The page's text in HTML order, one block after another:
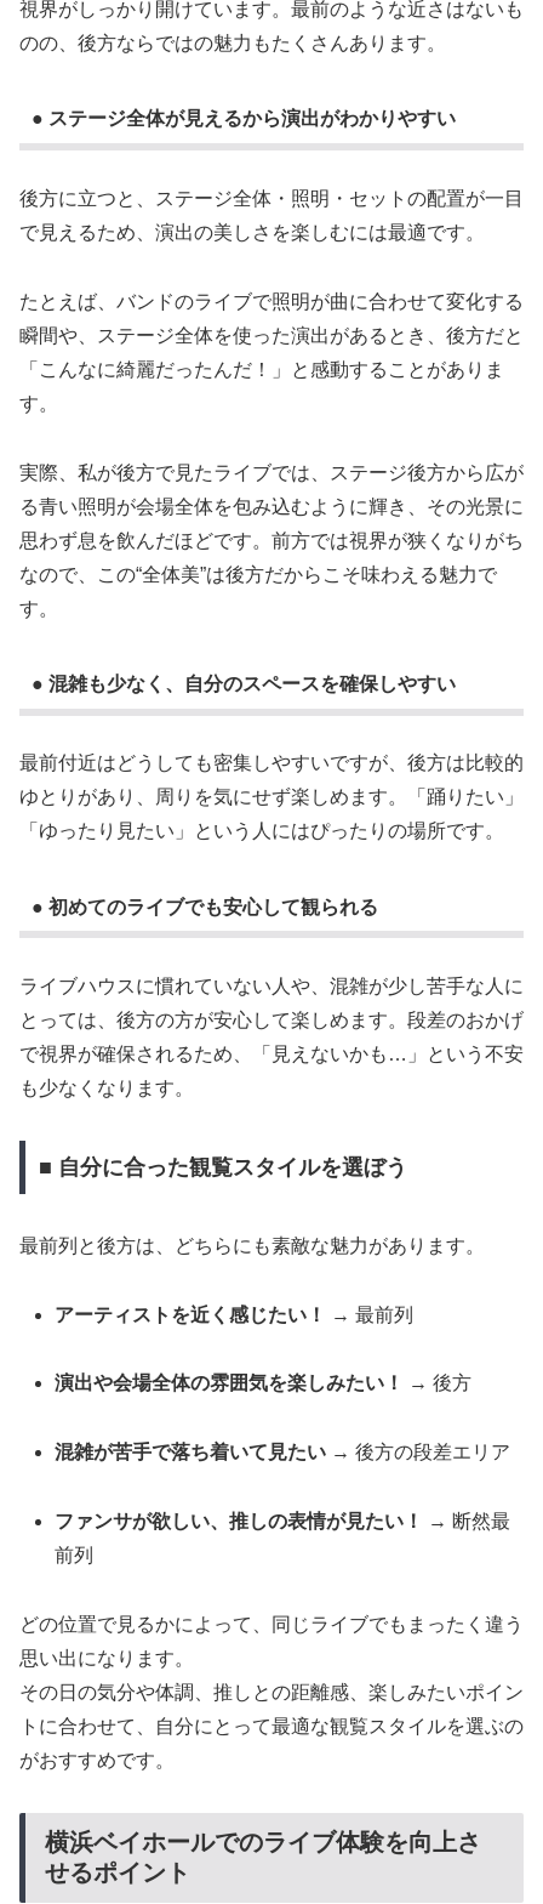
視界がしっかり開けています。最前のような近さはないも
のの、後方ならではの魅力もたくさんあります。
● ステージ全体が見えるから演出がわかりやすい
後方に立つと、ステージ全体・照明・セットの配置が一目
で見えるため、演出の美しさを楽しむには最適です。
たとえば、バンドのライブで照明が曲に合わせて変化する
瞬間や、ステージ全体を使った演出があるとき、後方だと
「こんなに綺麗だったんだ！」と感動することがありま
す。
実際、私が後方で見たライブでは、ステージ後方から広が
る青い照明が会場全体を包み込むように輝き、その光景に
思わず息を飲んだほどです。前方では視界が狭くなりがち
なので、この“全体美”は後方だからこそ味わえる魅力で
す。
● 混雑も少なく、自分のスペースを確保しやすい
最前付近はどうしても密集しやすいですが、後方は比較的
ゆとりがあり、周りを気にせず楽しめます。「踊りたい」
「ゆったり見たい」という人にはぴったりの場所です。
● 初めてのライブでも安心して観られる
ライブハウスに慣れていない人や、混雑が少し苦手な人に
とっては、後方の方が安心して楽しめます。段差のおかげ
で視界が確保されるため、「見えないかも…」という不安
も少なくなります。
■ 自分に合った観覧スタイルを選ぼう
最前列と後方は、どちらにも素敵な魅力があります。
アーティストを近く感じたい！ → 最前列
演出や会場全体の雰囲気を楽しみたい！ → 後方
混雑が苦手で落ち着いて見たい → 後方の段差エリア
ファンサが欲しい、推しの表情が見たい！
→ 断然最
前列
どの位置で見るかによって、同じライブでもまったく違う
思い出になります。
その日の気分や体調、推しとの距離感、楽しみたいポイン
トに合わせて、自分にとって最適な観覧スタイルを選ぶの
がおすすめです。
横浜ベイホールでのライブ体験を向上さ
せるポイント